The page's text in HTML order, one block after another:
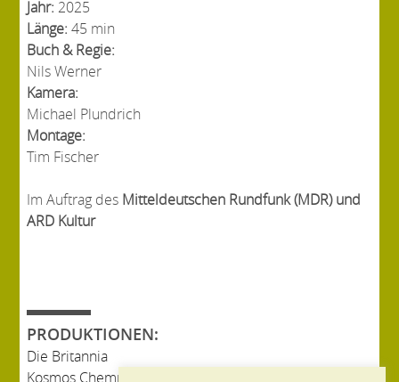
Jahr: 2025
Länge:45 min
Buch & Regie:
Nils Werner
Kamera:
Michael Plundrich
Montage:
Tim Fischer
Im Auftrag des Mitteldeutschen Rundfunk (MDR) und
ARD Kultur
PRODUKTIONEN:
Die Britannia
Kosmos Chemnitz